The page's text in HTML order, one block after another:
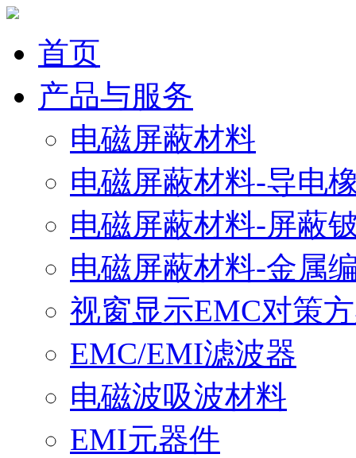
首页
产品与服务
电磁屏蔽材料
电磁屏蔽材料-导电
电磁屏蔽材料-屏蔽
电磁屏蔽材料-金属
视窗显示EMC对策
EMC/EMI滤波器
电磁波吸波材料
EMI元器件